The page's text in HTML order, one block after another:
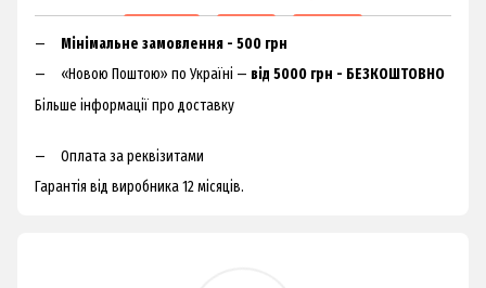
Мінімальне замовлення - 500 грн
«Новою Поштою» по Україні — від 5000 грн - БЕЗКОШТОВНО
Більше інформації про доставку
Оплата за реквізитами
Гарантія від виробника 12 місяців.